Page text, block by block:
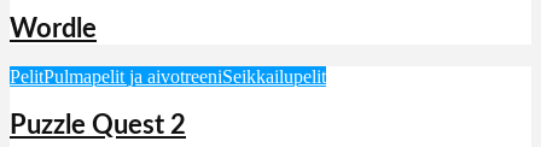
Wordle
PelitPulmapelit ja aivotreeniSeikkailupelit
Puzzle Quest 2